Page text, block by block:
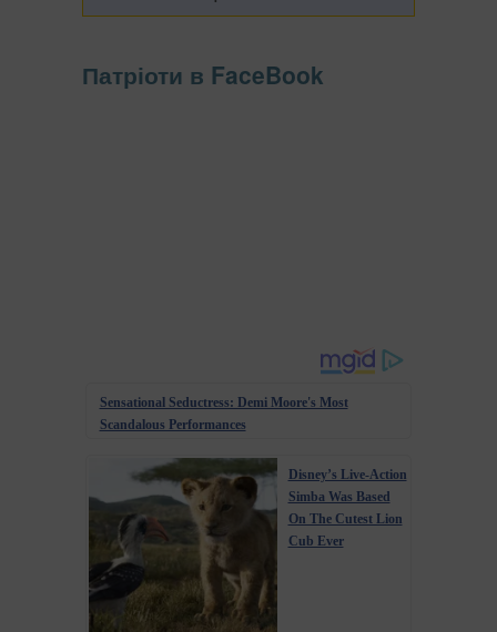
Патріоти в FaceBook
Sensational Seductress: Demi Moore's Most
Scandalous Performances
Disney’s Live-Action
Simba Was Based
On The Cutest Lion
Cub Ever